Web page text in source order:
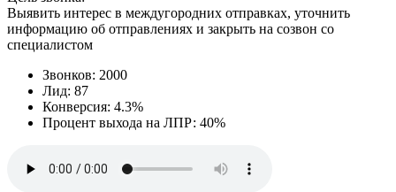
Выявить интерес в междугородних отправках, уточнить
информацию об отправлениях и закрыть на созвон со
специалистом
Звонков: 2000
Лид: 87
Конверсия: 4.3%
Процент выхода на ЛПР: 40%